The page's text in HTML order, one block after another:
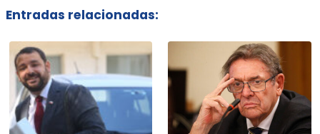
Entradas relacionadas: